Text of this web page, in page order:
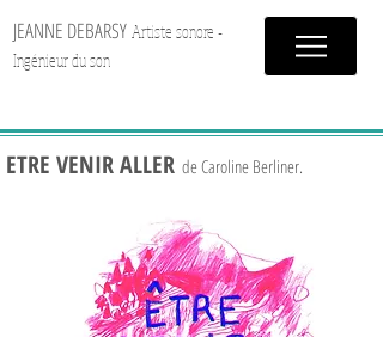
JEANNE DEBARSY Artiste sonore -
Ingénieur du son
ETRE VENIR ALLER de Caroline Berliner.